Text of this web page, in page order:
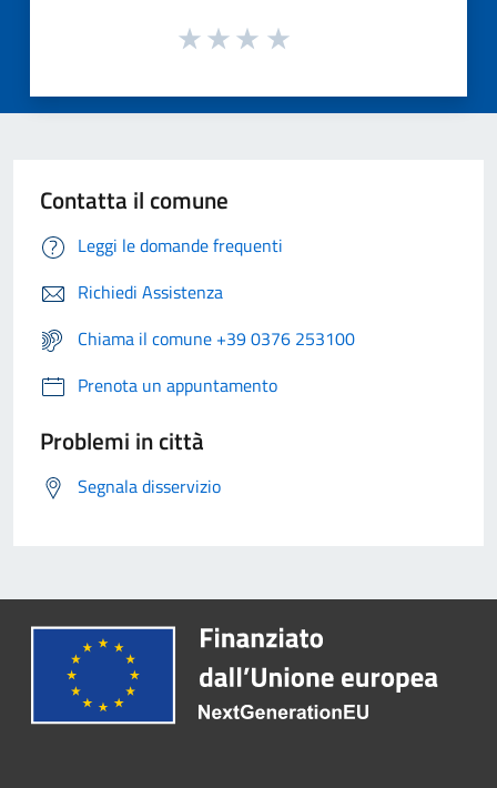
Contatta il comune
Leggi le domande frequenti
Richiedi Assistenza
Chiama il comune +39 0376 253100
Prenota un appuntamento
Problemi in città
Segnala disservizio